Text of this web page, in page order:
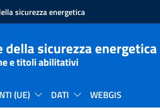
sicurezza energetica
sicurezza energetica
e titoli abilitativi
(UE) DATI WEBGIS